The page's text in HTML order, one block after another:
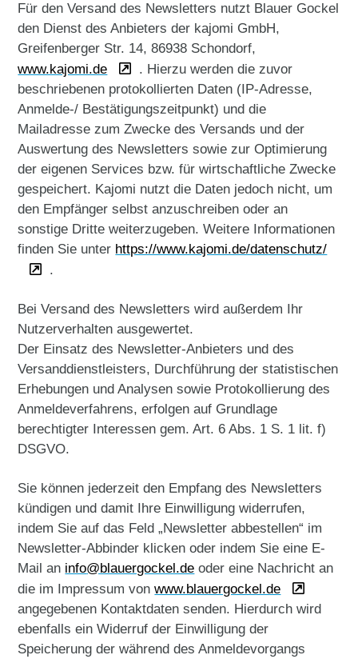
Für den Versand des Newsletters nutzt Blauer Gockel
den Dienst des Anbieters der kajomi GmbH,
Greifenberger Str. 14, 86938 Schondorf,
www.kajomi.de
. Hierzu werden die zuvor
beschriebenen protokollierten Daten (IP-Adresse,
Anmelde-/ Bestätigungszeitpunkt) und die
Mailadresse zum Zwecke des Versands und der
Auswertung des Newsletters sowie zur Optimierung
der eigenen Services bzw. für wirtschaftliche Zwecke
gespeichert. Kajomi nutzt die Daten jedoch nicht, um
den Empfänger selbst anzuschreiben oder an
sonstige Dritte weiterzugeben. Weitere Informationen
finden Sie unter https://www.kajomi.de/datenschutz/
.
Bei Versand des Newsletters wird außerdem Ihr
Nutzerverhalten ausgewertet.
Der Einsatz des Newsletter-Anbieters und des
Versanddienstleisters, Durchführung der statistischen
Erhebungen und Analysen sowie Protokollierung des
Anmeldeverfahrens, erfolgen auf Grundlage
berechtigter Interessen gem. Art. 6 Abs. 1 S. 1 lit. f)
DSGVO.
Sie können jederzeit den Empfang des Newsletters
kündigen und damit Ihre Einwilligung widerrufen,
indem Sie auf das Feld „Newsletter abbestellen“ im
Newsletter-Abbinder klicken oder indem Sie eine E-
Mail an info@blauergockel.de oder eine Nachricht an
die im Impressum vonwww.blauergockel.de
angegebenen Kontaktdaten senden. Hierdurch wird
ebenfalls ein Widerruf der Einwilligung der
Speicherung der während des Anmeldevorgangs